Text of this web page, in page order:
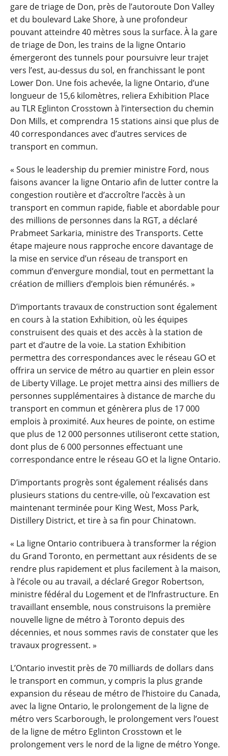
gare de triage de Don, près de l’autoroute Don Valley
et du boulevard Lake Shore, à une profondeur
pouvant atteindre 40 mètres sous la surface. À la gare
de triage de Don, les trains de la ligne Ontario
émergeront des tunnels pour poursuivre leur trajet
vers l’est, au-dessus du sol, en franchissant le pont
Lower Don. Une fois achevée, la ligne Ontario, d’une
longueur de 15,6 kilomètres, reliera Exhibition Place
au TLR Eglinton Crosstown à l’intersection du chemin
Don Mills, et comprendra 15 stations ainsi que plus de
40 correspondances avec d’autres services de
transport en commun.
« Sous le leadership du premier ministre Ford, nous
faisons avancer la ligne Ontario afin de lutter contre la
congestion routière et d’accroître l’accès à un
transport en commun rapide, fiable et abordable pour
des millions de personnes dans la RGT, a déclaré
Prabmeet Sarkaria, ministre des Transports. Cette
étape majeure nous rapproche encore davantage de
la mise en service d’un réseau de transport en
commun d’envergure mondial, tout en permettant la
création de milliers d’emplois bien rémunérés. »
D’importants travaux de construction sont également
en cours à la station Exhibition, où les équipes
construisent des quais et des accès à la station de
part et d’autre de la voie. La station Exhibition
permettra des correspondances avec le réseau GO et
offrira un service de métro au quartier en plein essor
de Liberty Village. Le projet mettra ainsi des milliers de
personnes supplémentaires à distance de marche du
transport en commun et génèrera plus de 17 000
emplois à proximité. Aux heures de pointe, on estime
que plus de 12 000 personnes utiliseront cette station,
dont plus de 6 000 personnes effectuant une
correspondance entre le réseau GO et la ligne Ontario.
D’importants progrès sont également réalisés dans
plusieurs stations du centre-ville, où l’excavation est
maintenant terminée pour King West, Moss Park,
Distillery District, et tire à sa fin pour Chinatown.
« La ligne Ontario contribuera à transformer la région
du Grand Toronto, en permettant aux résidents de se
rendre plus rapidement et plus facilement à la maison,
à l’école ou au travail, a déclaré Gregor Robertson,
ministre fédéral du Logement et de l’Infrastructure. En
travaillant ensemble, nous construisons la première
nouvelle ligne de métro à Toronto depuis des
décennies, et nous sommes ravis de constater que les
travaux progressent. »
L’Ontario investit près de 70 milliards de dollars dans
le transport en commun, y compris la plus grande
expansion du réseau de métro de l’histoire du Canada,
avec la ligne Ontario, le prolongement de la ligne de
métro vers Scarborough, le prolongement vers l’ouest
de la ligne de métro Eglinton Crosstown et le
prolongement vers le nord de la ligne de métro Yonge.